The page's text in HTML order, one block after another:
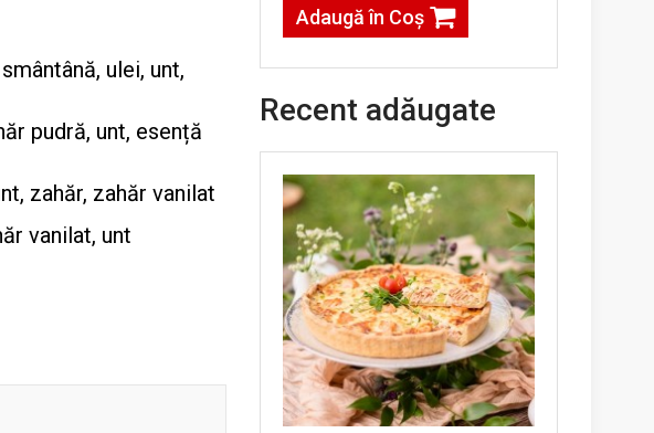
ulei, unt,
pudră, unt, esență
zahăr, zahăr vanilat
vanilat, unt
Adaugă în Coş
Recent adăugate